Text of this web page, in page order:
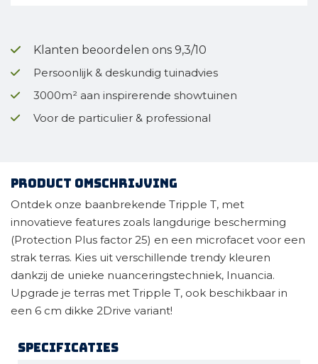
Klanten beoordelen ons 9,3/10
Persoonlijk & deskundig tuinadvies
3000m² aan inspirerende showtuinen
Voor de particulier & professional
Product omschrijving
Ontdek onze baanbrekende Tripple T, met
innovatieve features zoals langdurige bescherming
(Protection Plus factor 25) en een microfacet voor een
strak terras. Kies uit verschillende trendy kleuren
dankzij de unieke nuanceringstechniek, Inuancia.
Upgrade je terras met Tripple T, ook beschikbaar in
een 6 cm dikke 2Drive variant!
Specificaties